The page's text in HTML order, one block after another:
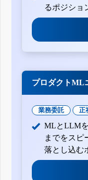
るポジショ
プロダクトML
業務委託 正
MLとLLM
までをスピ
落とし込む